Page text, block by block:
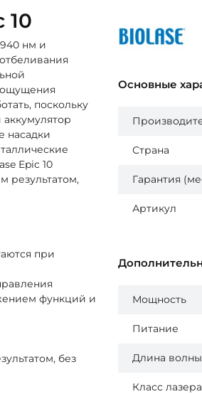
10
нм и
ощущения
поскольку
насадки
Epic 10
результатом,
при
функций и
без
Основные
Страна
Гарантия
Артикул
Мощность
Питание
Длина волны
Класс лазера